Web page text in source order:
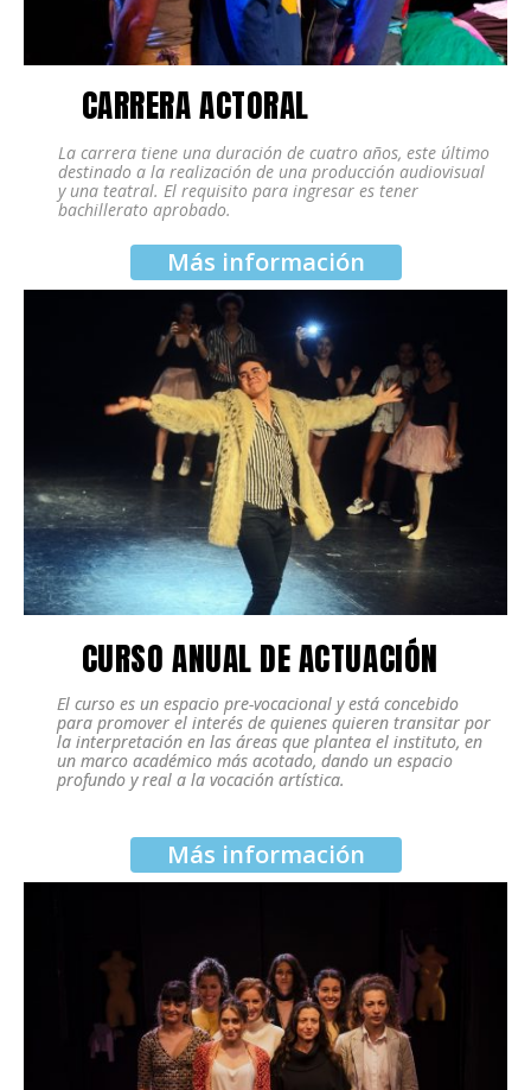
CARRERA ACTORAL
La carrera tiene una duración de cuatro años, este último
destinado a la realización de una producción audiovisual
y una teatral. El requisito para ingresar es tener
bachillerato aprobado.
Más información
CURSO ANUAL DE ACTUACIÓN
El curso es un espacio pre-vocacional y está concebido
para promover el interés de quienes quieren transitar por
la interpretación en las áreas que plantea el instituto, en
un marco académico más acotado, dando un espacio
profundo y real a la vocación artística.
Más información